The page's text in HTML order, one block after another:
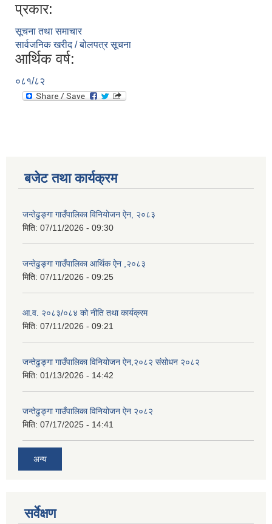
प्रकार:
सूचना तथा समाचार
सार्वजनिक खरीद / बोलपत्र सूचना
आर्थिक वर्ष:
०८१/८२
बजेट तथा कार्यक्रम
जन्तेढुङ्गा गाउँपालिका विनियोजन ऐन, २०८३
मिति: 07/11/2026 - 09:30
जन्तेढुङ्गा गाउँपालिका आर्थिक ऐन ,२०८३
मिति: 07/11/2026 - 09:25
आ.व. २०८३/०८४ को नीति तथा कार्यक्रम
मिति: 07/11/2026 - 09:21
जन्तेढुङ्गा गाउँपालिका विनियोजन ऐन,२०८२ संसोधन २०८२
मिति: 01/13/2026 - 14:42
जन्तेढुङ्गा गाउँपालिका विनियोजन ऐन २०८२
मिति: 07/17/2025 - 14:41
अन्य
सर्वेक्षण